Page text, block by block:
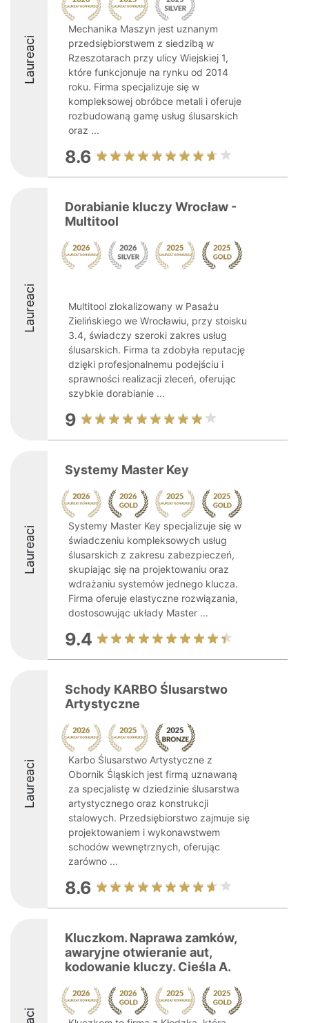
Laureaci
Mechanika Maszyn jest uznanym
przedsiębiorstwem z siedzibą w
Rzeszotarach przy ulicy Wiejskiej 1,
które funkcjonuje na rynku od 2014
roku. Firma specjalizuje się w
kompleksowej obróbce metali i oferuje
rozbudowaną gamę usług ślusarskich
oraz ...
8.6
Laureaci
Dorabianie kluczy Wrocław -
Multitool
Multitool zlokalizowany w Pasażu
Zielińskiego we Wrocławiu, przy stoisku
3.4, świadczy szeroki zakres usług
ślusarskich. Firma ta zdobyła reputację
dzięki profesjonalnemu podejściu i
sprawności realizacji zleceń, oferując
szybkie dorabianie ...
9
Laureaci
Systemy Master Key
Systemy Master Key specjalizuje się w
świadczeniu kompleksowych usług
ślusarskich z zakresu zabezpieczeń,
skupiając się na projektowaniu oraz
wdrażaniu systemów jednego klucza.
Firma oferuje elastyczne rozwiązania,
dostosowując układy Master ...
9.4
Laureaci
Schody KARBO Ślusarstwo
Artystyczne
Karbo Ślusarstwo Artystyczne z
Obornik Śląskich jest firmą uznawaną
za specjalistę w dziedzinie ślusarstwa
artystycznego oraz konstrukcji
stalowych. Przedsiębiorstwo zajmuje się
projektowaniem i wykonawstwem
schodów wewnętrznych, oferując
zarówno ...
8.6
Kluczkom. Naprawa zamków,
awaryjne otwieranie aut,
kodowanie kluczy. Cieśla A.